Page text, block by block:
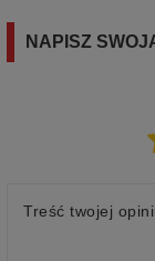
NAPISZ
Treść twojej opinii